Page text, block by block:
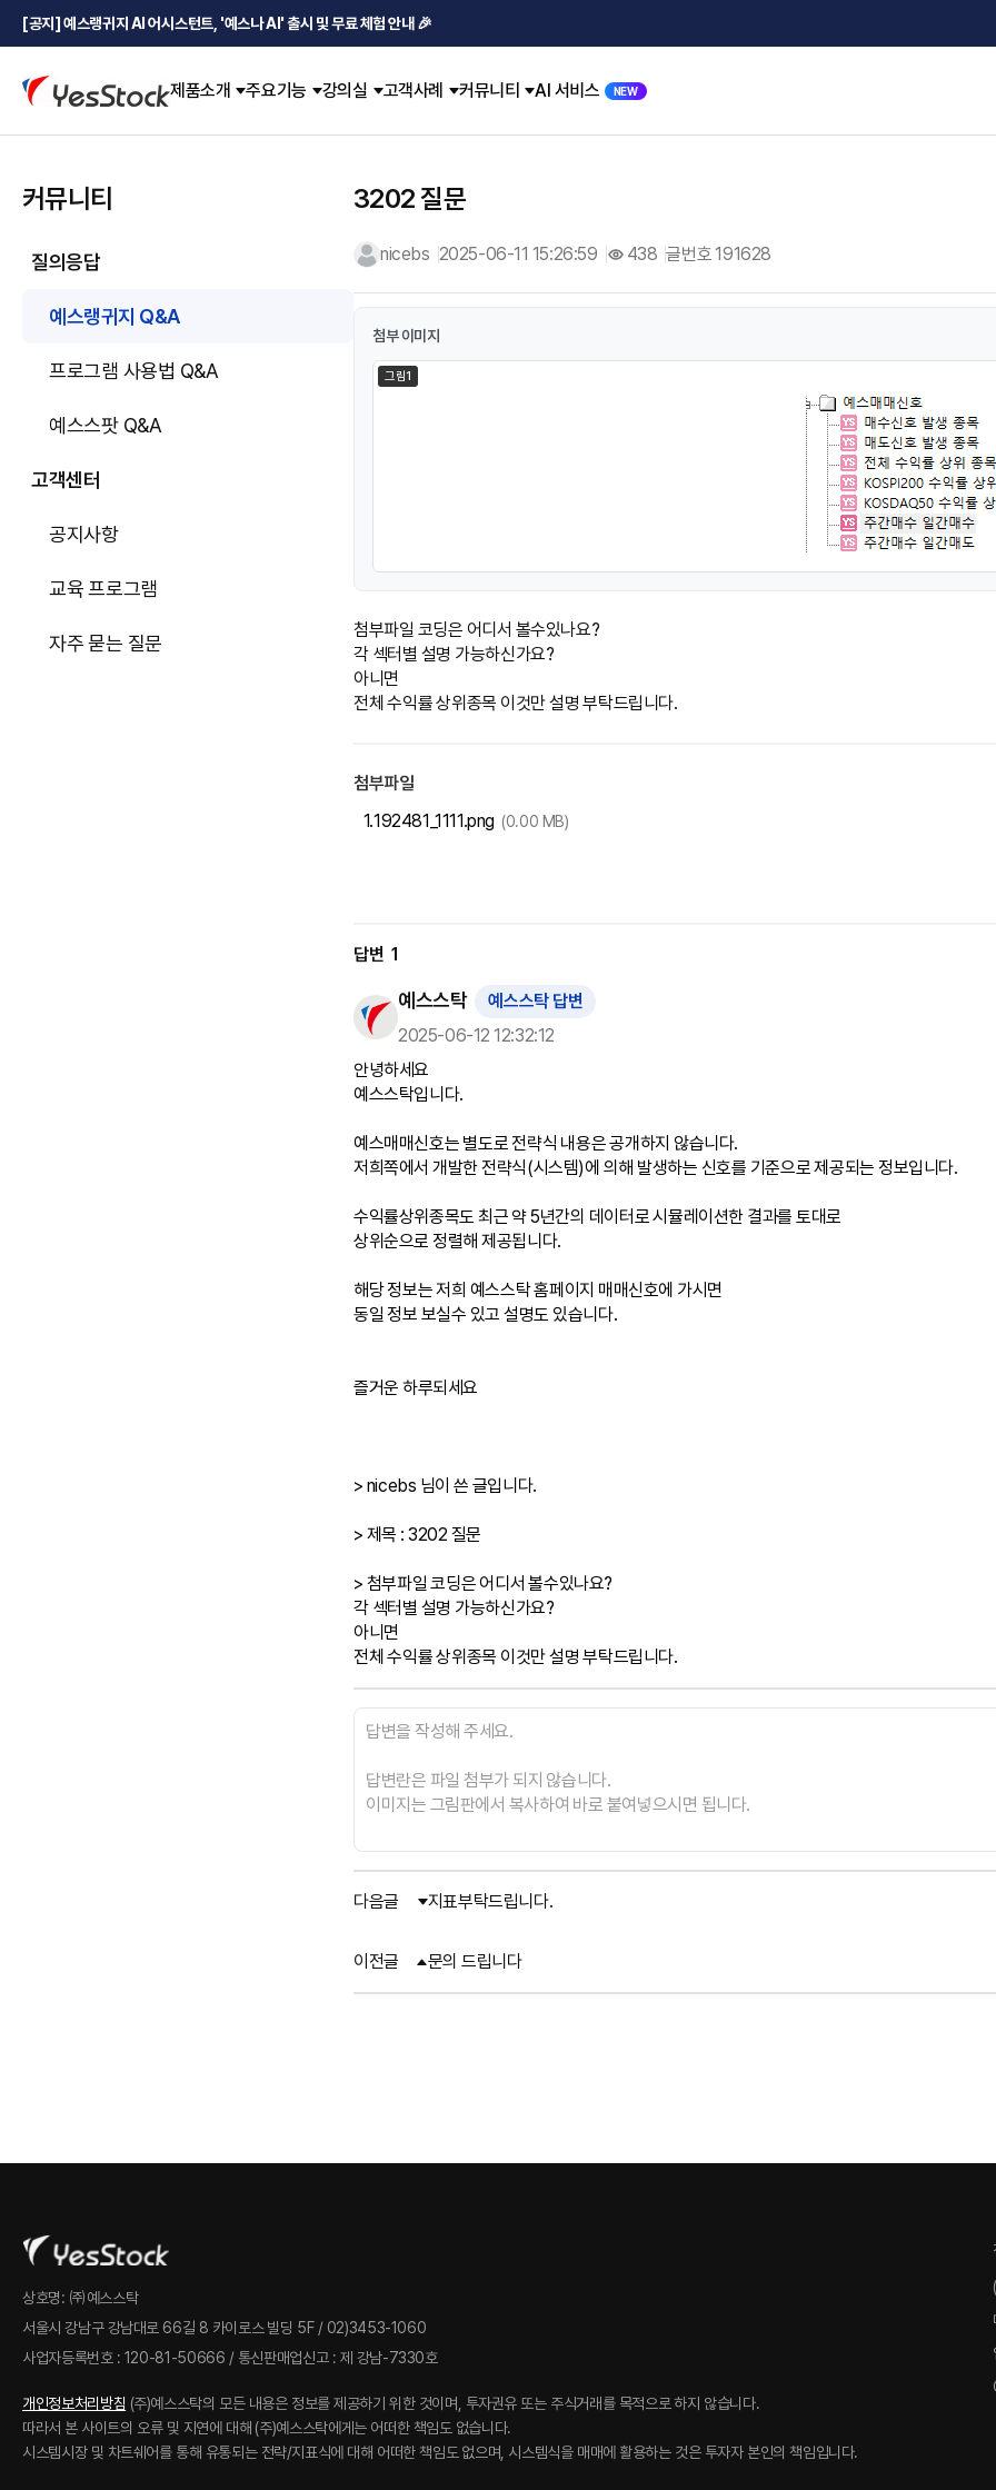
[공지] 예스랭귀지 AI 어시스턴트, '예스나 AI' 출시 및 무료 체험 안내 🎉
제품소개 주요기능 강의실 고객사례 커뮤니티 AI 서비스 NEW
커뮤니티
질의응답
예스랭귀지 Q&A
프로그램 사용법 Q&A
예스스팟 Q&A
고객센터
공지사항
교육 프로그램
자주 묻는 질문
3202 질문
nicebs 2025-06-11 15:26:59 438 글번호 191628
첨부 이미지
그림1
첨부파일 코딩은 어디서 볼수있나요?
각 섹터별 설명 가능하신가요?
아니면
전체 수익률 상위종목 이것만 설명 부탁드립니다.
첨부파일
1.192481_1111.png (0.00 MB)
답변 1
예스스탁
예스스탁 답변
2025-06-12 12:32:12
안녕하세요
예스스탁입니다.
예스매매신호는 별도로 전략식 내용은 공개하지 않습니다.
저희쪽에서 개발한 전략식(시스템)에 의해 발생하는 신호를 기준으로 제공되는 정보입니다.
수익률상위종목도 최근 약 5년간의 데이터로 시뮬레이션한 결과를 토대로
상위순으로 정렬해 제공됩니다.
해당 정보는 저희 예스스탁 홈페이지 매매신호에 가시면
동일 정보 보실수 있고 설명도 있습니다.
즐거운 하루되세요
> nicebs 님이 쓴 글입니다.
> 제목 : 3202 질문
> 첨부파일 코딩은 어디서 볼수있나요?
각 섹터별 설명 가능하신가요?
아니면
전체 수익률 상위종목 이것만 설명 부탁드립니다.
다음글 지표부탁드립니다.
이전글 문의 드립니다
상호명: ㈜예스스탁
서울시 강남구 강남대로 66길 8 카이로스 빌딩 5F / 02)3453-1060
사업자등록번호 : 120-81-50666 / 통신판매업신고 : 제 강남-7330호
개인정보처리방침 (주)예스스탁의 모든 내용은 정보를 제공하기 위한 것이며, 투자권유 또는 주식거래를 목적으로 하지 않습니다.
따라서 본 사이트의 오류 및 지연에 대해 (주)예스스탁에게는 어떠한 책임도 없습니다.
시스템시장 및 차트쉐어를 통해 유통되는 전략/지표식에 대해 어떠한 책임도 없으며, 시스템식을 매매에 활용하는 것은 투자자 본인의 책임입니다.